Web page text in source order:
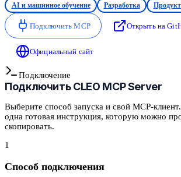
AI и машинное обучение Разработка
Подключить MCP Открыть на
Официальный сайт
Подключение
ПодключитьCLEO MCP Server
Выберите способ запуска и свой MCP-
одна готовая инструкция, которую можно
скопировать.
1
Способ подключения